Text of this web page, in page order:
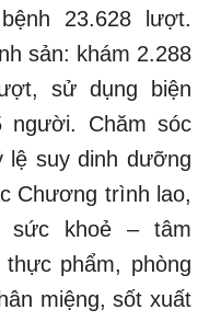
23.628 lượt.
sản: khám 2.288
sử dụng biện
người. Chăm sóc
lệ suy dinh dưỡng
Chương trình lao,
sức khoẻ – tâm
phẩm, phòng
miệng, sốt xuất